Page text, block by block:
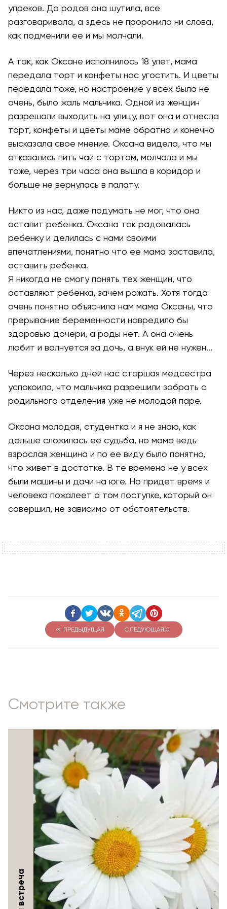
упреков. До родов она шутила, все
разговаривала, а здесь не проронила ни слова,
как подменили ее и мы молчали.
А так, как Оксане исполнилось 18 улет, мама
передала торт и конфеты нас угостить. И цветы
передала тоже, но настроение у всех было не
очень, было жаль мальчика. Одной из женщин
разрешали выходить на улицу, вот она и отнесла
торт, конфеты и цветы маме обратно и конечно
высказала свое мнение. Оксана видела, что мы
отказались пить чай с тортом, молчала и мы
тоже, через три часа она вышла в коридор и
больше не вернулась в палату.
Никто из нас, даже подумать не мог, что она
оставит ребенка. Оксана так радовалась
ребенку и делилась с нами своими
впечатлениями, понятно что ее мама заставила,
оставить ребенка.
Я никогда не смогу понять тех женщин, что
оставляют ребенка, зачем рожать. Хотя тогда
очень понятно объяснила нам мама Оксаны, что
прерывание беременности навредило бы
здоровью дочери, а роды нет. А она очень
любит и волнуется за дочь, а внук ей не нужен...
Через несколько дней нас старшая медсестра
успокоила, что мальчика разрешили забрать с
родильного отделения уже не молодой паре.
Оксана молодая, студентка и я не знаю, как
дальше сложилась ее судьба, но мама ведь
взрослая женщина и по ее виду было понятно,
что живет в достатке. В те времена не у всех
были машины и дачи на юге. Но придет время и
человека пожалеет о том поступке, который он
совершил, не зависимо от обстоятельств.
ПРЕДЫДУЩАЯ СЛЕДУЮЩАЯ
Смотрите также